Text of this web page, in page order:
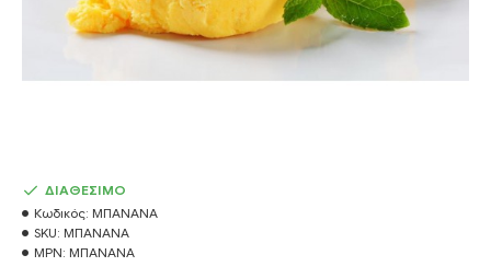
ΔΙΑΘΕΣΙΜΟ
Κωδικός: ΜΠΑΝΑΝΑ
SKU: ΜΠΑΝΑΝΑ
MPN: ΜΠΑΝΑΝΑ